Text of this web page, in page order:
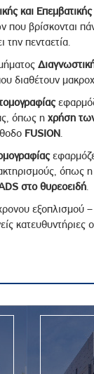
και
που βρίσκονται
την πενταετία.
διαθέτουν
όπως η χρήση
FUSION.
όπως η
στο θυρεοειδή.
εξοπλισμού –
κατευθυντήριες